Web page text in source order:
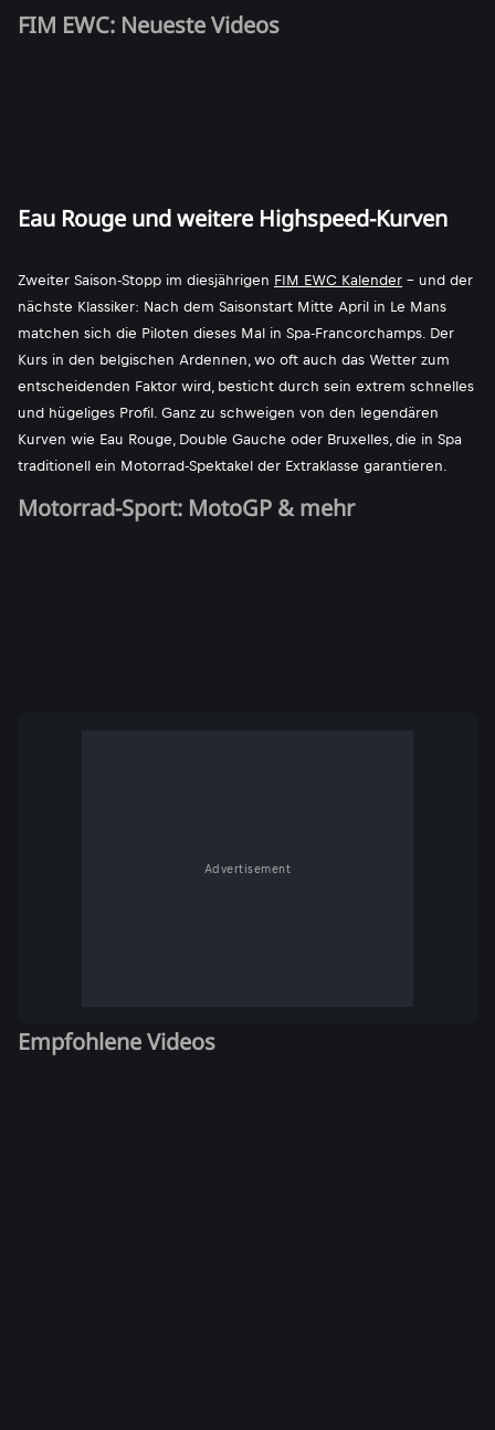
FIM EWC: Neueste Videos
Eau Rouge und weitere Highspeed-Kurven
Zweiter Saison-Stopp im diesjährigen FIM EWC Kalender - und der
nächste Klassiker: Nach dem Saisonstart Mitte April in Le Mans
matchen sich die Piloten dieses Mal in Spa-Francorchamps. Der
Kurs in den belgischen Ardennen, wo oft auch das Wetter zum
entscheidenden Faktor wird, besticht durch sein extrem schnelles
und hügeliges Profil. Ganz zu schweigen von den legendären
Kurven wie Eau Rouge, Double Gauche oder Bruxelles, die in Spa
traditionell ein Motorrad-Spektakel der Extraklasse garantieren.
Motorrad-Sport: MotoGP & mehr
Advertisement
Empfohlene Videos